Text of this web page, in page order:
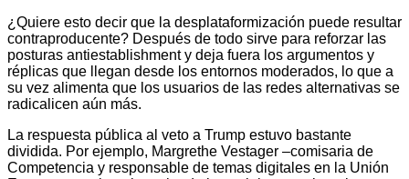
¿Quiere esto decir que la desplataformización puede resultar
contraproducente? Después de todo sirve para reforzar las
posturas antiestablishment y deja fuera los argumentos y
réplicas que llegan desde los entornos moderados, lo que a
su vez alimenta que los usuarios de las redes alternativas se
radicalicen aún más.
La respuesta pública al veto a Trump estuvo bastante
dividida. Por ejemplo, Margrethe Vestager –comisaria de
Competencia y responsable de temas digitales en la Unión